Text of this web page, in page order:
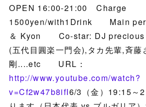
OPEN 16:00-21:00 Charge
1500yen/with1Drink Main
＆ Kyon Co-star: DJ precious
(五代目圓楽一門会),タカ先輩,斉藤
剛....etc URL：
http://www.youtube.com/watch?
v=Cf2w47b8ifI6/3（金）19:15